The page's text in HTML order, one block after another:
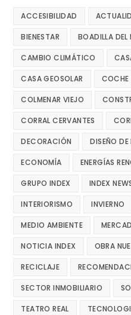
ACCESIBILIDAD
BIENESTAR BOADILLA DEL
CAMBIO CLIMÁTICO
CASA GEOSOLAR COCHE
COLMENAR VIEJO
CORRAL CERVANTES
DECORACIÓN DISEÑO DE
ECONOMÍA ENERGÍAS
GRUPO INDEX INDEX
INTERIORISMO INVIERNO
MEDIO AMBIENTE
NOTICIA INDEX OBRA
RECICLAJE
SECTOR INMOBILIARIO
TEATRO REAL